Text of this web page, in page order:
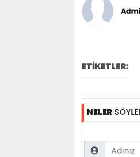
ETİKETLER:
NELER
Name